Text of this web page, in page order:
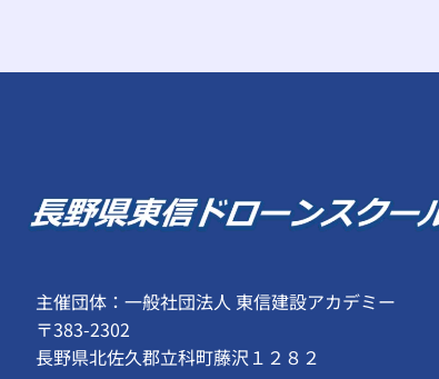
主催団体：一般社団法人 東信建設アカデミー
〒383-2302
長野県北佐久郡立科町藤沢１２８２